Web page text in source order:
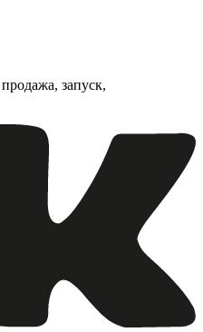
запуск,